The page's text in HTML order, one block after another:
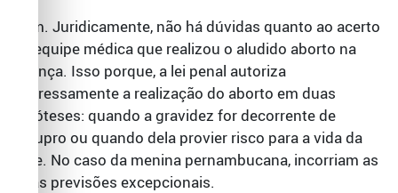
Bem. Juridicamente, não há dúvidas quanto ao acerto
da equipe médica que realizou o aludido aborto na
criança. Isso porque, a lei penal autoriza
expressamente a realização do aborto em duas
hipóteses: quando a gravidez for decorrente de
estupro ou quando dela provier risco para a vida da
mãe. No caso da menina pernambucana, incorriam as
duas previsões excepcionais.